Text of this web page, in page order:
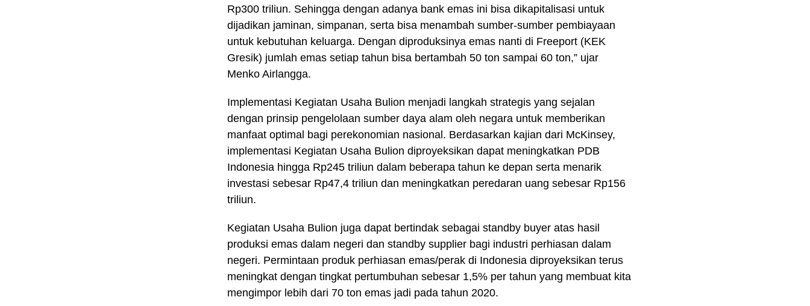
Rp300 triliun. Sehingga dengan adanya bank emas ini bisa dikapitalisasi untuk
dijadikan jaminan, simpanan, serta bisa menambah sumber-sumber pembiayaan
untuk kebutuhan keluarga. Dengan diproduksinya emas nanti di Freeport (KEK
Gresik) jumlah emas setiap tahun bisa bertambah 50 ton sampai 60 ton,” ujar
Menko Airlangga.
Implementasi Kegiatan Usaha Bulion menjadi langkah strategis yang sejalan
dengan prinsip pengelolaan sumber daya alam oleh negara untuk memberikan
manfaat optimal bagi perekonomian nasional. Berdasarkan kajian dari McKinsey,
implementasi Kegiatan Usaha Bulion diproyeksikan dapat meningkatkan PDB
Indonesia hingga Rp245 triliun dalam beberapa tahun ke depan serta menarik
investasi sebesar Rp47,4 triliun dan meningkatkan peredaran uang sebesar Rp156
triliun.
Kegiatan Usaha Bulion juga dapat bertindak sebagai standby buyer atas hasil
produksi emas dalam negeri dan standby supplier bagi industri perhiasan dalam
negeri. Permintaan produk perhiasan emas/perak di Indonesia diproyeksikan terus
meningkat dengan tingkat pertumbuhan sebesar 1,5% per tahun yang membuat kita
mengimpor lebih dari 70 ton emas jadi pada tahun 2020.